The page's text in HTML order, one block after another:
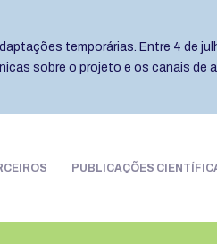
temporárias. Entre 4 de
sobre o projeto e os canais de
PUBLICAÇÕES